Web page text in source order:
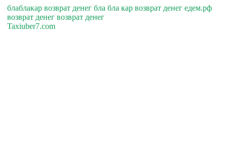
блаблакар возврат денег бла бла кар возврат денег едем.рф
возврат денег возврат денег
Taxiuber7.com